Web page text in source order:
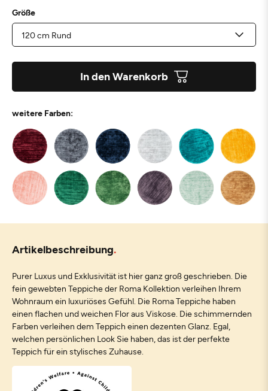
Größe
In den Warenkorb
weitere Farben:
Artikelbeschreibung
Purer Luxus und Exklusivität ist hier ganz groß geschrieben. Die
fein gewebten Teppiche der Roma Kollektion verleihen Ihrem
Wohnraum ein luxuriöses Gefühl. Die Roma Teppiche haben
einen flachen und weichen Flor aus Viskose. Die schimmernden
Farben verleihen dem Teppich einen dezenten Glanz. Egal,
welchen persönlichen Look Sie haben, das ist der perfekte
Teppich für ein stylisches Zuhause.